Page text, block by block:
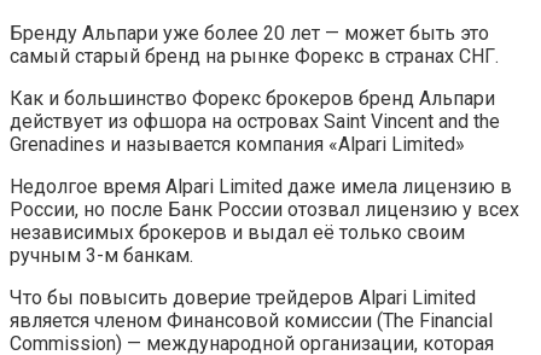
Бренду Альпари уже более 20 лет — может быть это
самый старый бренд на рынке Форекс в странах СНГ.
Как и большинство Форекс брокеров бренд Альпари
действует из офшора на островах Saint Vincent and the
Grenadines и называется компания «Alpari Limited»
Недолгое время Alpari Limited даже имела лицензию в
России, но после Банк России отозвал лицензию у всех
независимых брокеров и выдал её только своим
ручным 3-м банкам.
Что бы повысить доверие трейдеров Alpari Limited
является членом Финансовой комиссии (The Financial
Commission) — международной организации, которая